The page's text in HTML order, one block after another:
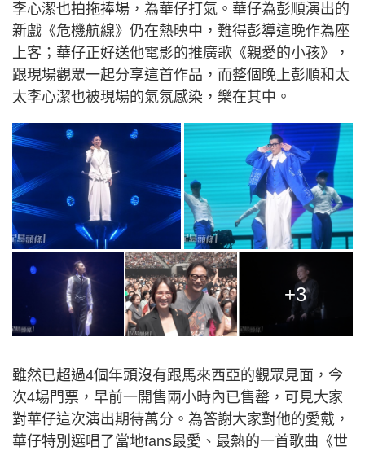
李心潔也拍拖捧場，為華仔打氣。華仔為彭順演出的
新戲《危機航線》仍在熱映中，難得彭導這晚作為座
上客；華仔正好送他電影的推廣歌《親愛的小孩》，
跟現場觀眾一起分享這首作品，而整個晚上彭順和太
太李心潔也被現場的氣氛感染，樂在其中。
+3
雖然已超過4個年頭沒有跟馬來西亞的觀眾見面，今
次4場門票，早前一開售兩小時內已售罄，可見大家
對華仔這次演出期待萬分。為答謝大家對他的愛戴，
華仔特別選唱了當地fans最愛、最熱的一首歌曲《世